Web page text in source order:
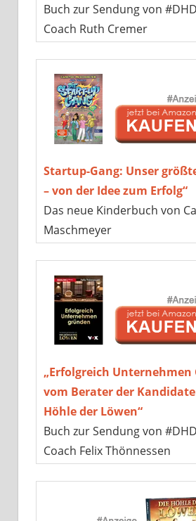
Buch zur Sendung von
Coach Ruth Cremer
Startup-Gang: Unser
– von der Idee zum Erfolg“
Das neue Kinderbuch von
Maschmeyer
„Erfolgreich Unternehmen
vom Berater der
Höhle der Löwen“
Buch zur Sendung von
Coach Felix Thönnessen